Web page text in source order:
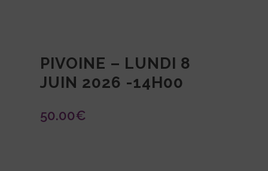
PIVOINE – LUNDI 8
JUIN 2026 -14H00
50.00€